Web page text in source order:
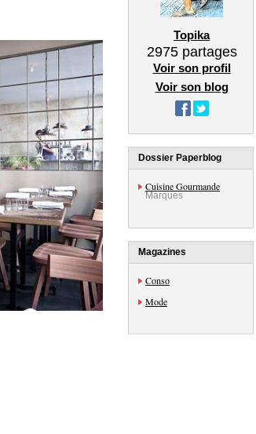
Topika
2975partages
Voir son profil
Voir son blog
Dossier Paperblog
Cuisine Gourmande
Marques
Magazines
Conso
Mode